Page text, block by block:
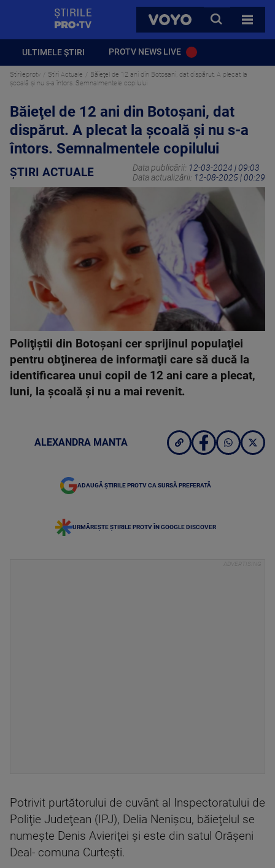
VOYO
CAUTA
TOATE
ULTIMELE ȘTIRI PROTV NEWS LIVE
Stirileprotv Știri Actuale
Băieţel de 12 ani din Botoșani, dat dispărut. A plecat la
şcoală şi nu s-a întors. Semnalmentele copilului
Băieţel de 12 ani din Botoșani, dat
dispărut. A plecat la şcoală şi nu s-a
întors. Semnalmentele copilului
ȘTIRI ACTUALE Data publicării: 12-03-2024 | 09:03
Data actualizării: 12-08-2025 | 00:29
Poliţiştii din Botoşani cer sprijinul populaţiei
pentru obţinerea de informaţii care să ducă la
identificarea unui copil de 12 ani care a plecat,
luni, la şcoală şi nu a mai revenit.
ALEXANDRA MANTA
ADAUGĂ ȘTIRILE PROTV CA SURSĂ PREFERATĂ
URMĂREȘTE ȘTIRILE PROTV ÎN GOOGLE DISCOVER
Potrivit purtătorului de cuvânt al Inspectoratului de
Poliţie Judeţean (IPJ), Delia Nenişcu, băieţelul se
numeşte Denis Avieriţei şi este din satul Orăşeni
Deal- comuna Curteşti.